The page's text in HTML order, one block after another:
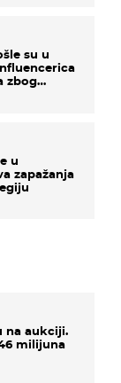
su u
zbog
u
zapažanja
na aukciji.
milijuna